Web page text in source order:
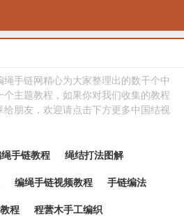
手链网精心为大家整理出的数千个中
主题教程，如果你对我们收集的教程
朋友，欢迎请点击下方更多中国结视
手链教程 绳结打法图解
编绳手链视频教程 手链编法
程 程蕓木手工编织